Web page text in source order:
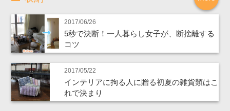
2017/06/26
5秒で決断！一人暮らし女子が、断捨離する
コツ
2017/05/22
インテリアに拘る人に贈る初夏の雑貨類はこ
れで決まり